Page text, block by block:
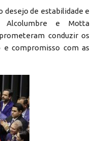
desejo de estabilidade e
Alcolumbre e Motta
conduzir os
e compromisso com as